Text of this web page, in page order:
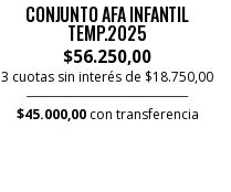
CONJUNTO AFA INFANTIL
TEMP.2025
$56.250,00
3 cuotas sin interés de $18.750,00
$45.000,00con transferencia